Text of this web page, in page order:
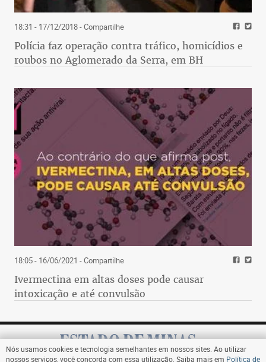
18:31 - 17/12/2018- Compartilhe
Polícia faz operação contra tráfico, homicídios e
roubos no Aglomerado da Serra, em BH
18:05 - 16/06/2021 - Compartilhe
Ivermectina em altas doses pode causar
intoxicação e até convulsão
Nós usamos cookies e tecnologia semelhantes em nossos sites. Ao utilizar
nossos serviços, você concorda com essa utilização. Saiba mais em Política de